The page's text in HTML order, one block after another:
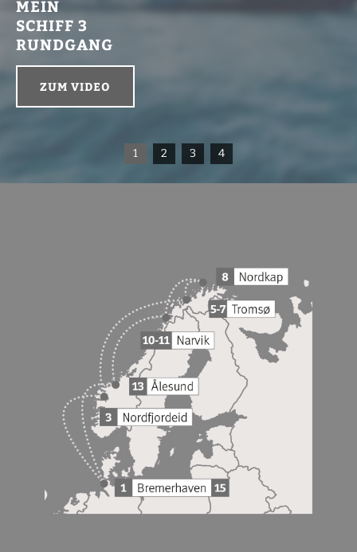
MEIN
SCHIFF 3
RUNDGANG
ZUM VIDEO
1 2 3 4